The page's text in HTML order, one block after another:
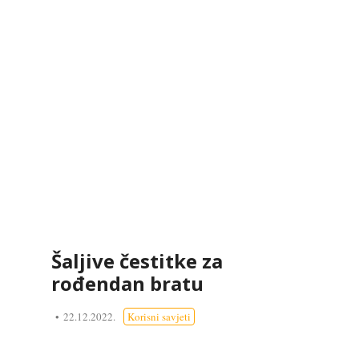
Šaljive čestitke za
rođendan bratu
22.12.2022. Korisni savjeti